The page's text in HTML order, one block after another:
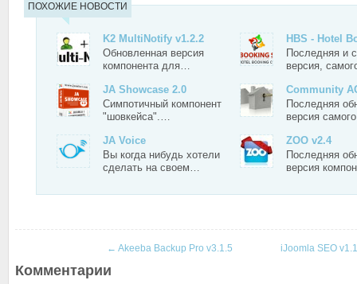
ПОХОЖИЕ НОВОСТИ
K2 MultiNotify v1.2.2
Обновленная версия
компонента для…
HBS - Hotel
Последняя и
версия,
JA Showcase 2.0
Симпотичный компонент
"шовкейса".…
Community
Последняя
версия
JA Voice
Вы когда нибудь хотели
сделать на своем…
ZOO v2.4
Последняя
версия
← Akeeba Backup Pro v3.1.5 iJoomla SEO
Комментарии